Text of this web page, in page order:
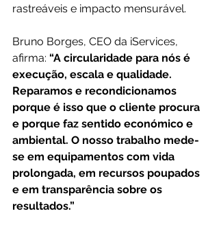
rastreáveis e impacto mensurável.
Bruno Borges, CEO da iServices,
afirma: “A circularidade para nós é
execução, escala e qualidade.
Reparamos e recondicionamos
porque é isso que o cliente procura
e porque faz sentido económico e
ambiental. O nosso trabalho mede-
se em equipamentos com vida
prolongada, em recursos poupados
e em transparência sobre os
resultados.”